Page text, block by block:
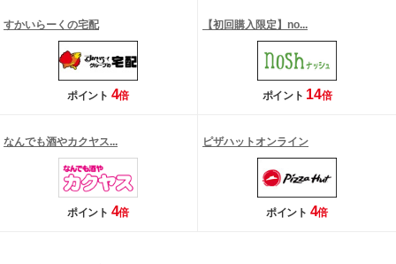
すかいらーくの宅配
ポイント 4倍
【初回購入限定】no...
ポイント 14倍
なんでも酒やカクヤス...
ポイント 4倍
ピザハットオンライン
ポイント 4倍